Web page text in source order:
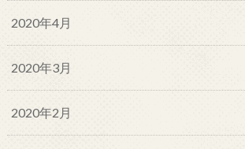
2020年4月
2020年3月
2020年2月